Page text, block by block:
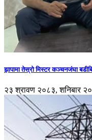
झापामा तेस्रो मिस्टर कञ्चनजंघा
२३ श्रावण २०८३, शनिबार